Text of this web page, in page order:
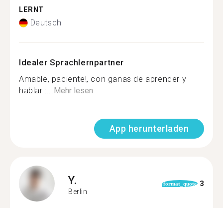
LERNT
Deutsch
Idealer Sprachlernpartner
Amable, paciente!, con ganas de aprender y
hablar :...Mehr lesen
App herunterladen
Y.
Berlin
format_quote 3